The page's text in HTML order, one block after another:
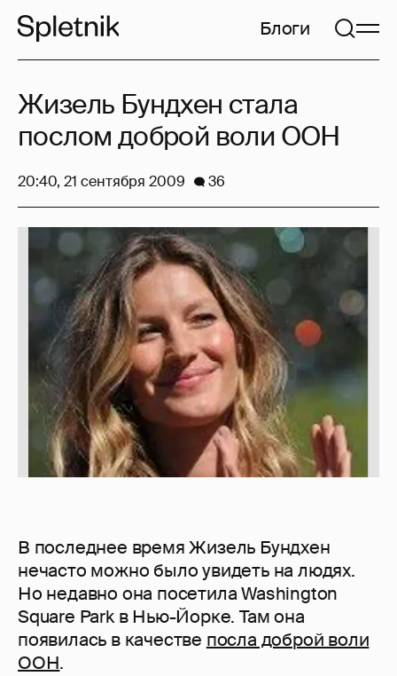
Блоги
В последнее время Жизель Бундхен
нечасто можно было увидеть на людях.
Но недавно она посетила Washington
Square Park в Нью-Йорке. Там она
появилась в качестве посла доброй воли
ООН.
Жизель Бундхен стала
послом доброй воли ООН
20:40, 21 сентября 2009 36